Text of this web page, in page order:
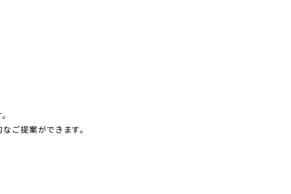
ご提案ができます。